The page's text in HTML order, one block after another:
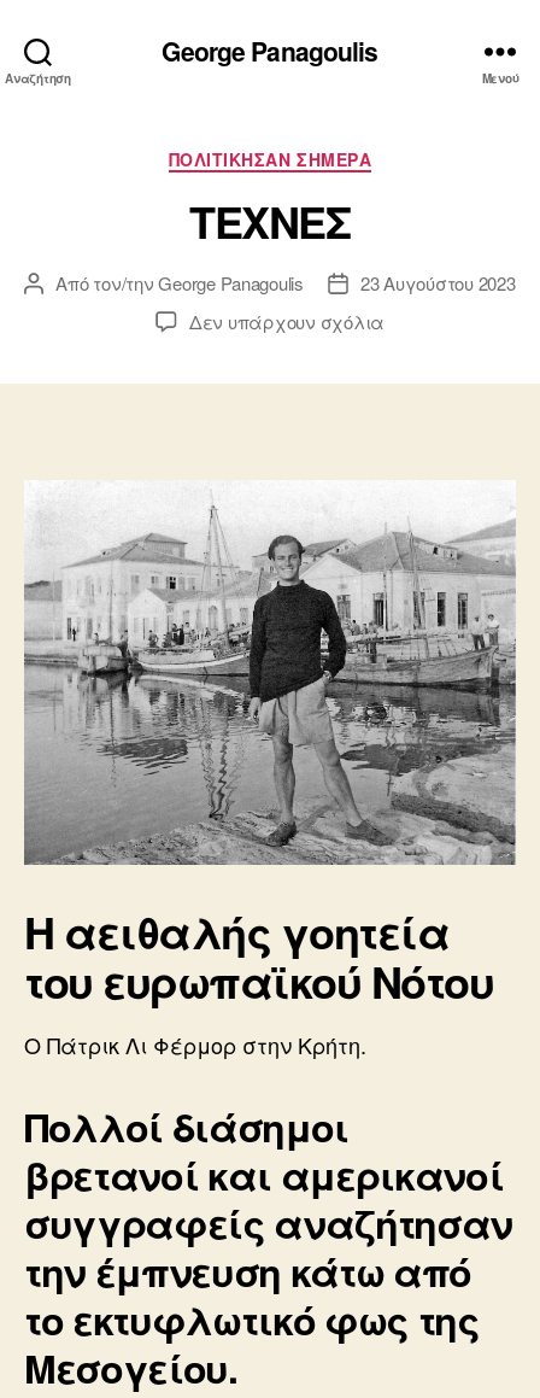
Αναζήτηση
George Panagoulis
Μενού
Κατηγορίες
ΠΟΛΙΤΙΚΗΣΑΝ ΣΗΜΕΡΑ
ΤΕΧΝΕΣ
Συντάκτης
Από τον/τηνGeorge Panagoulis
Ημ.
δημοσίευσης
23 Αυγούστου 2023
Δεν υπάρχουν σχόλια
Η αειθαλής γοητεία
του ευρωπαϊκού Νότου
Ο Πάτρικ Λι Φέρμορ στην Κρήτη.
Πολλοί διάσημοι
βρετανοί και αμερικανοί
συγγραφείς αναζήτησαν
την έμπνευση κάτω από
το εκτυφλωτικό φως της
Μεσογείου.